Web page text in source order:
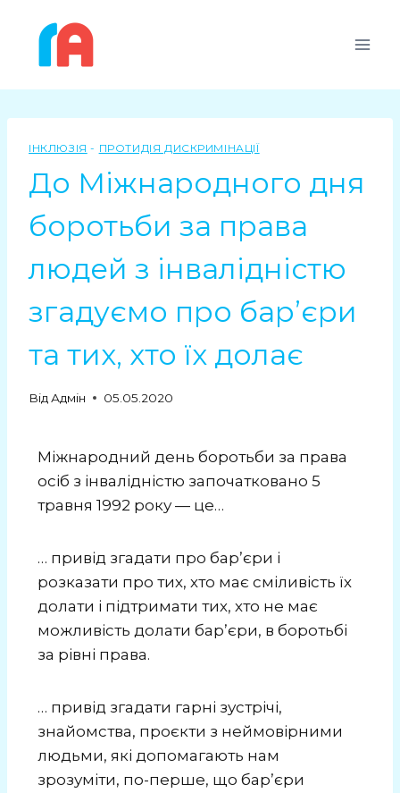
ІНКЛЮЗІЯ - ПРОТИДІЯ ДИСКРИМІНАЦІЇ
До Міжнародного дня
боротьби за права
людей з інвалідністю
згадуємо про бар’єри
та тих, хто їх долає
Від Адмін 05.05.2020
Міжнародний день боротьби за права
осіб з інвалідністю започатковано 5
травня 1992 року — це…
… привід згадати про барʼєри і
розказати про тих, хто має сміливість їх
долати і підтримати тих, хто не має
можливість долати барʼєри, в боротьбі
за рівні права.
… привід згадати гарні зустрічі,
знайомства, проєкти з неймовірними
людьми, які допомагають нам
зрозуміти, по-перше, що барʼєри